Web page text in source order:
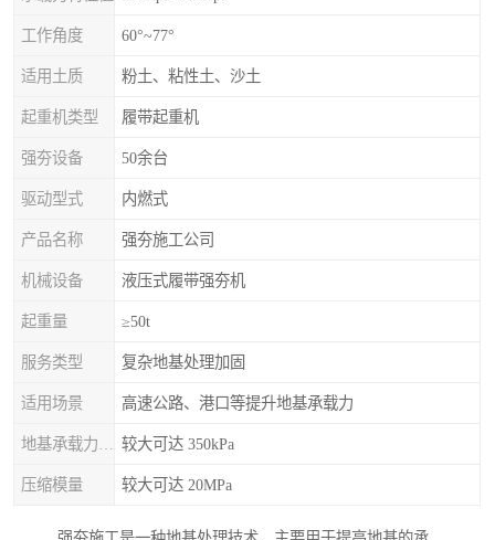
工作角度 60°~77°
适用土质 粉土、粘性土、沙土
起重机类型 履带起重机
强夯设备 50余台
驱动型式 内燃式
产品名称 强夯施工公司
机械设备 液压式履带强夯机
起重量 ≥50t
服务类型 复杂地基处理加固
适用场景 高速公路、港口等提升地基承载力
较大可达 350kPa
压缩模量 较大可达 20MPa